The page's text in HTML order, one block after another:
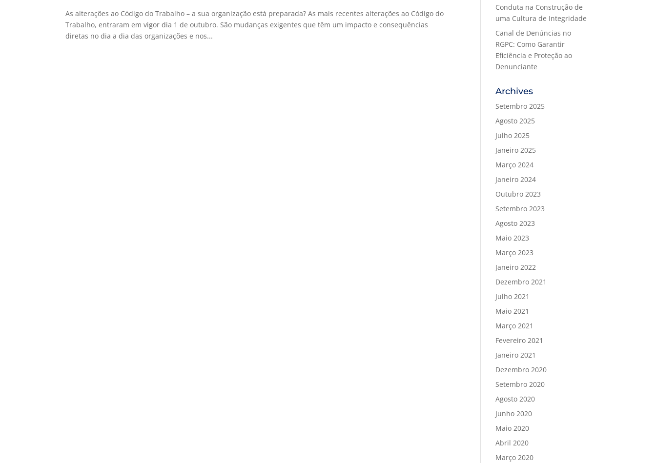
As alterações ao Código do Trabalho – a sua organização está preparada? As mais recentes alterações ao Código do
Trabalho, entraram em vigor dia 1 de outubro. São mudanças exigentes que têm um impacto e consequências
diretas no dia a dia das organizações e nos...
Conduta na Construção de
uma Cultura de Integridade
Canal de Denúncias no
RGPC: Como Garantir
Eficiência e Proteção ao
Denunciante
Archives
Setembro 2025
Agosto 2025
Julho 2025
Janeiro 2025
Março 2024
Janeiro 2024
Outubro 2023
Setembro 2023
Agosto 2023
Maio 2023
Março 2023
Janeiro 2022
Dezembro 2021
Julho 2021
Maio 2021
Março 2021
Fevereiro 2021
Janeiro 2021
Dezembro 2020
Setembro 2020
Agosto 2020
Junho 2020
Maio 2020
Abril 2020
Março 2020